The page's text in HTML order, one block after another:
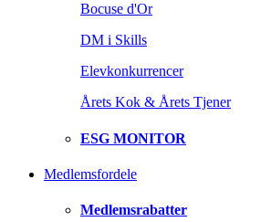
Bocuse d'Or
DM i Skills
Elevkonkurrencer
Årets Kok & Årets Tjener
ESG MONITOR
Medlemsfordele
Medlemsrabatter